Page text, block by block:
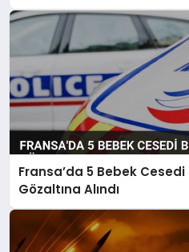
Fransa’da 5 Bebek Cesedi
Gözaltına Alındı